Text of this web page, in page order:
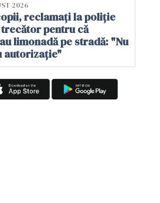
2026
reclamați la poliție
trecător pentru că
limonadă pe stradă: "Nu
autorizație"